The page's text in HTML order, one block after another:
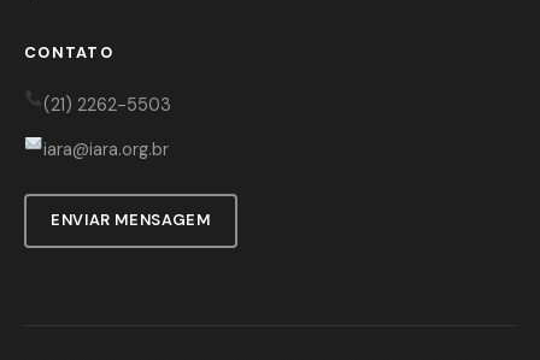
CONTATO
(21) 2262-5503
iara@iara.org.br
ENVIAR MENSAGEM